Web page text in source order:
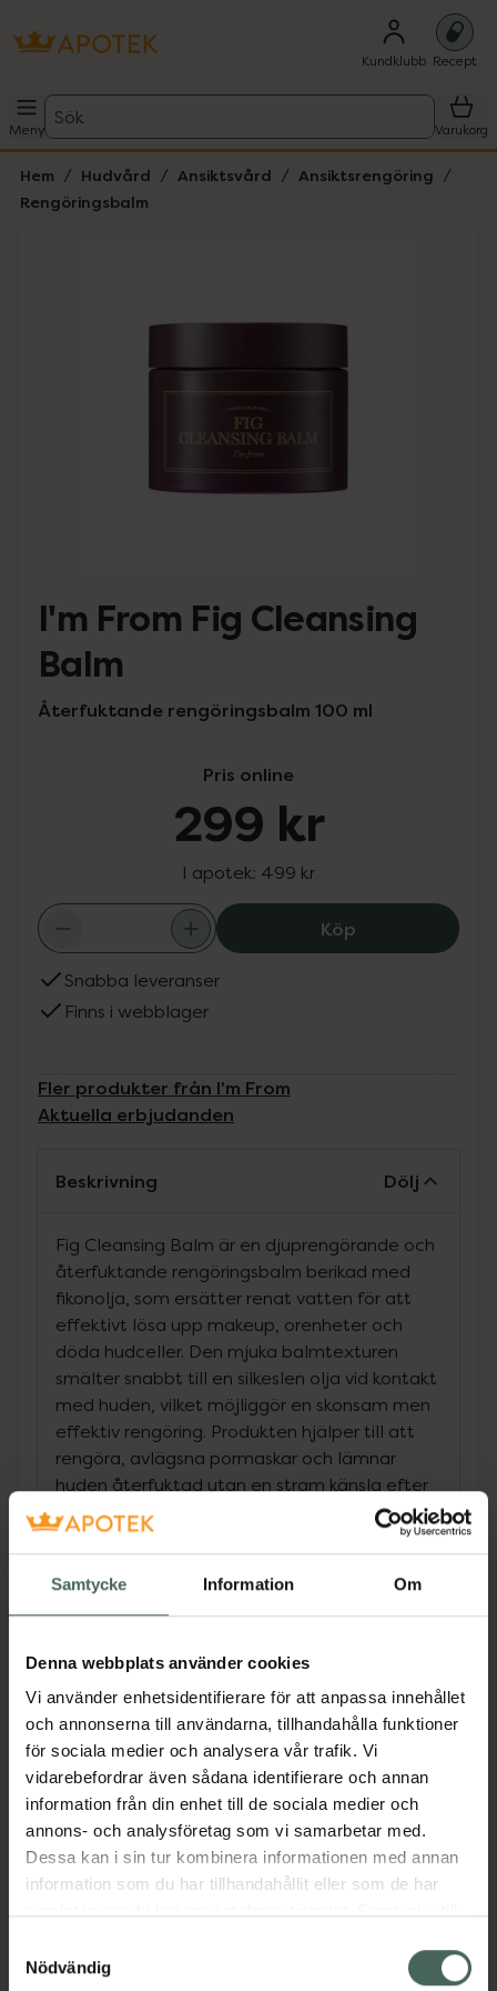
Samtycke Information Om
Denna webbplats använder cookies
Vi använder enhetsidentifierare för att anpassa innehållet
och annonserna till användarna, tillhandahålla funktioner
för sociala medier och analysera vår trafik. Vi
vidarebefordrar även sådana identifierare och annan
information från din enhet till de sociala medier och
annons- och analysföretag som vi samarbetar med.
Dessa kan i sin tur kombinera informationen med annan
information som du har tillhandahållit eller som de har
återkalla ditt samtycke via webbplatsens
Nödvändig
Kundklubb Recept
Meny
Sök
Varukorg
Hem Hudvård Ansiktsvård
Ansiktsrengöring
Rengöringsbalm
I'm From Fig Cleansing
Balm
Återfuktande rengöringsbalm 100 ml
Pris online
299 kr
I apotek: 499 kr
KöpI'm From Fig
Snabba leveranser
Finns i webblager
Fler produkter från I'm From
Aktuella erbjudanden
Beskrivning Dölj
Fig Cleansing Balm är en djuprengörande och
återfuktande rengöringsbalm berikad med
fikonolja, som ersätter renat vatten för att
effektivt lösa upp makeup, orenheter och
döda hudceller. Den mjuka balmtexturen
smälter snabbt till en silkeslen olja vid kontakt
med huden, vilket möjliggör en skonsam men
effektiv rengöring. Produkten hjälper till att
rengöra, avlägsna pormaskar och lämnar
huden återfuktad utan en stram känsla efter
tvätt.
•Löser upp och avlägsnar makeup, orenheter
och överflödigt talg
pormaskar
•Ger en återfuktad och mjuk hud efter
rengöring
•Innehåller fikonolja, känd för sitt rika innehåll
av vitaminer och polyfenoler
•Skonsam och hypoallergen formula,
anpassad även för känslig hud
Rekommenderas för:
•Torr hud
•Känslig hud